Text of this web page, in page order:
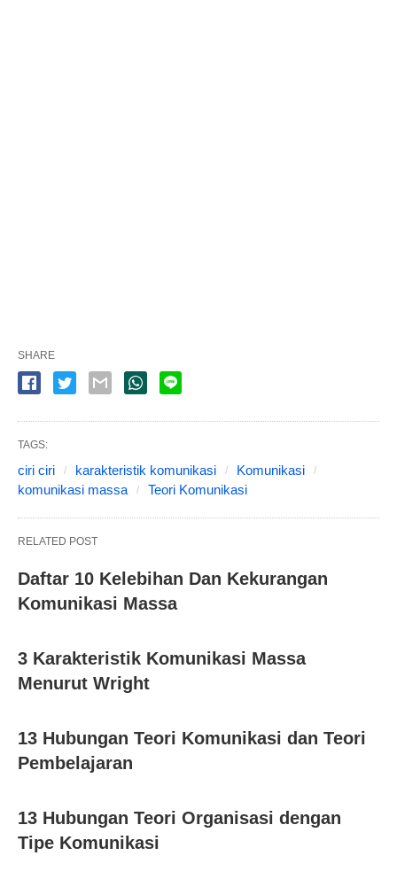
SHARE
TAGS:
ciri ciri karakteristik komunikasi
Komunikasi
komunikasi massa
Teori Komunikasi
RELATED POST
Daftar 10 Kelebihan Dan Kekurangan
Komunikasi Massa
3 Karakteristik Komunikasi Massa
Menurut Wright
13 Hubungan Teori Komunikasi dan Teori
Pembelajaran
13 Hubungan Teori Organisasi dengan
Tipe Komunikasi